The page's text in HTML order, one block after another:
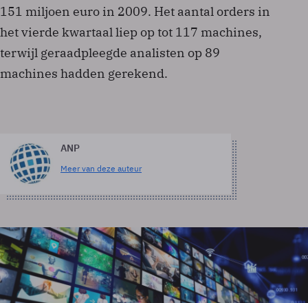
151 miljoen euro in 2009. Het aantal orders in
het vierde kwartaal liep op tot 117 machines,
terwijl geraadpleegde analisten op 89
machines hadden gerekend.
ANP
Meer van deze auteur